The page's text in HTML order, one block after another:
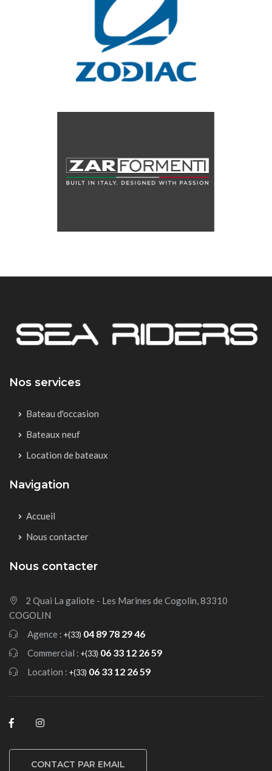
Nos services
Bateau d'occasion
Bateaux neuf
Location de bateaux
Navigation
Accueil
Nous contacter
Nous contacter
2 Quai La galiote - Les Marines de Cogolin, 83310
COGOLIN
Agence : +(33) 04 89 78 29 46
Commercial : +(33) 06 33 12 26 59
Location : +(33) 06 33 12 26 59
CONTACT PAR EMAIL